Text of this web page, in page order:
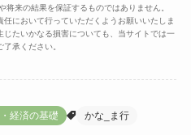
来の結果を保証するものではありません。
において行っていただくようお願いいたしま
たいかなる損害についても、当サイトでは一
承ください。
経済の基礎 かな_ま行